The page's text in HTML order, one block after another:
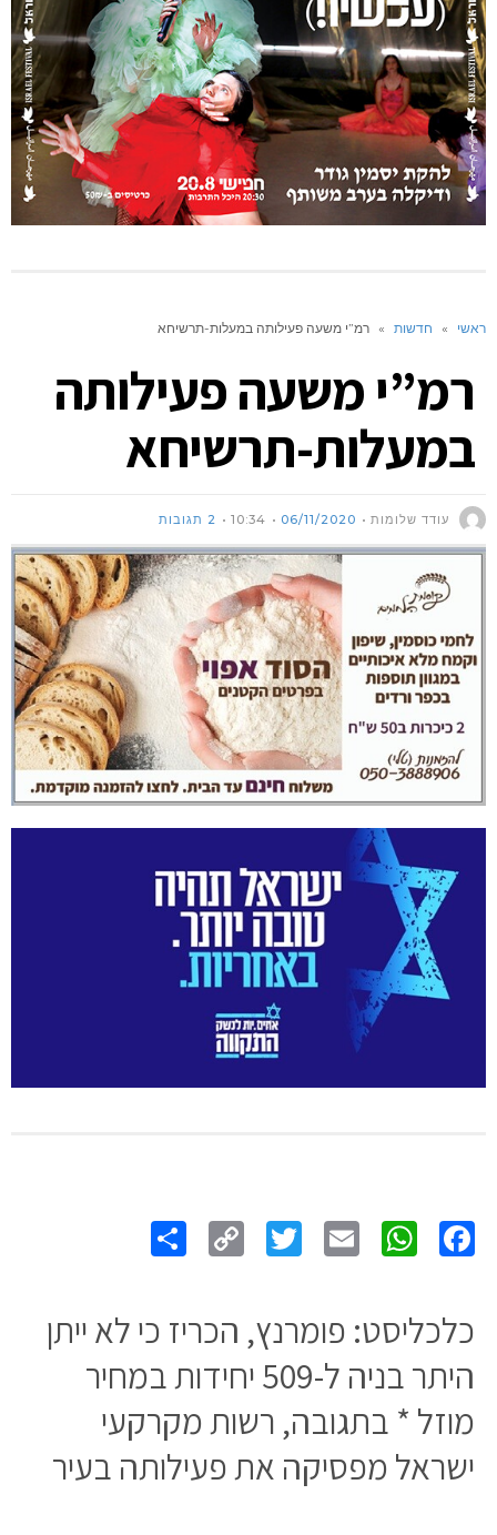
ראשי » חדשות » רמ”י משעה פעילותה במעלות-תרשיחא
רמ”י משעה פעילותה
במעלות-תרשיחא
עודד שלומות 06/11/2020
10:34 2 תגובות
Link
כלכליסט: פומרנץ, הכריז כי לא ייתן
היתר בניה ל-509 יחידות במחיר
מוזל * בתגובה, רשות מקרקעי
ישראל מפסיקה את פעילותה בעיר